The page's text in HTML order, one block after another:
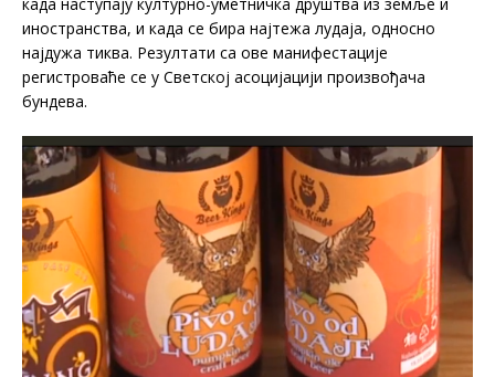
иностранства, и када се бира најтежа лудаја, односно
најдужа тиква. Резултати са ове манифестације
регистроваће се у Светској асоцијацији произвођача
бундева.